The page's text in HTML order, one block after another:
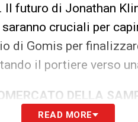
futuro di Jonathan
cruciali per
di Gomis per
il portiere verso
DELLA
READ MORE